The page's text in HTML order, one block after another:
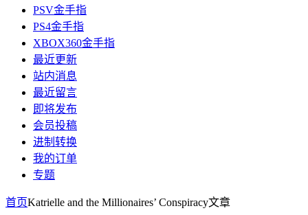
PSV金手指
PS4金手指
XBOX360金手指
最近更新
站内消息
最近留言
即将发布
会员投稿
进制转换
我的订单
专题
首页Katrielle and the Millionaires’ Conspiracy文章